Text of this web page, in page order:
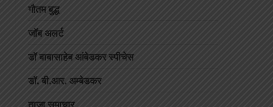
गौतम बुद्ध
जॉब अलर्ट
डॉ बाबासाहेब आंबेडकर स्पीचेस
डॉ. बी.आर. अम्बेडकर
ताजा समाचार